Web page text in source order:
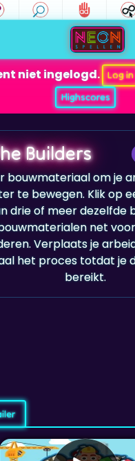
niet ingelogd. Log in
Highscores
Builders
bouwmateriaal om je
te bewegen. Klik op
drie of meer dezelfde
net
Verplaats je
het proces totdat je
bereikt.